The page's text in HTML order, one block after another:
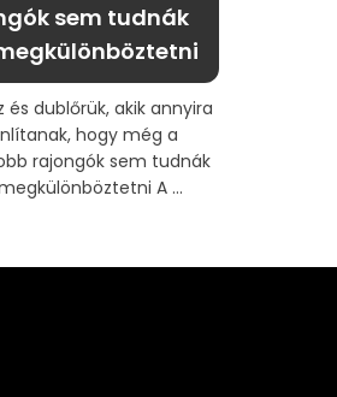
sem tudnák
és dublőrük, akik annyira
hogy még a
rajongók sem tudnák
A ...